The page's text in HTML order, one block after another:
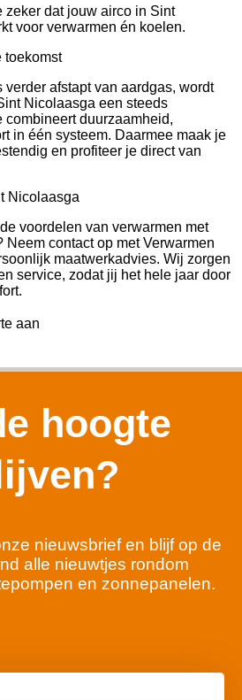
zeker dat jouw airco in Sint
voor verwarmen én koelen.
toekomst
afstapt van aardgas, wordt
Nicolaasga een steeds
duurzaamheid,
in één systeem. Daarmee maak je
en profiteer je direct van
Nicolaasga
voordelen van verwarmen met
contact op met Verwarmen
maatwerkadvies. Wij zorgen
service, zodat jij het hele jaar door
aan
hoogte
nieuwsbrief en blijf op de
alle nieuwtjes rondom
en zonnepanelen.